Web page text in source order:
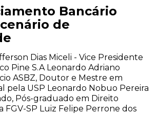
Bancário
de
Dias Miceli - Vice Presidente
Pine S.A Leonardo Adriano
ASBZ, Doutor e Mestre em
pela USP Leonardo Nobuo Pereira
Pós-graduado em Direito
FGV-SP Luiz Felipe Perrone dos